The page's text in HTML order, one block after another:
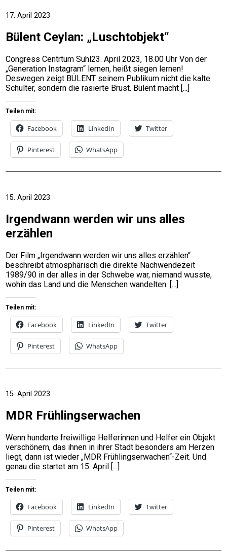
17. April 2023
Bülent Ceylan: „Luschtobjekt“
Congress Centrtum Suhl23. April 2023, 18.00 Uhr Von der
„Generation Instagram“ lernen, heißt siegen lernen!
Deswegen zeigt BÜLENT seinem Publikum nicht die kalte
Schulter, sondern die rasierte Brust. Bülent macht
Teilen mit:
Facebook LinkedIn Twitter
Pinterest WhatsApp
15. April 2023
Irgendwann werden wir uns alles
erzählen
Der Film „Irgendwann werden wir uns alles erzählen“
beschreibt atmosphärisch die direkte Nachwendezeit
1989/90 in der alles in der Schwebe war, niemand wusste,
wohin das Land und die Menschen wandelten.
Teilen mit:
Facebook LinkedIn Twitter
Pinterest WhatsApp
15. April 2023
MDR Frühlingserwachen
Wenn hunderte freiwillige Helferinnen und Helfer ein Objekt
verschönern, das ihnen in ihrer Stadt besonders am Herzen
liegt, dann ist wieder „MDR Frühlingserwachen“-Zeit. Und
genau die startet am 15. April
Teilen mit:
Facebook LinkedIn Twitter
Pinterest WhatsApp